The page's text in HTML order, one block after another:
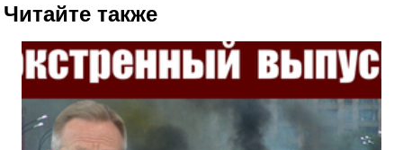
Читайте также